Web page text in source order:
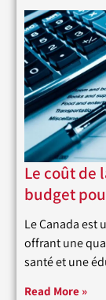
Le coût de
budget
Le Canada est
offrant une
santé et une
Read More »